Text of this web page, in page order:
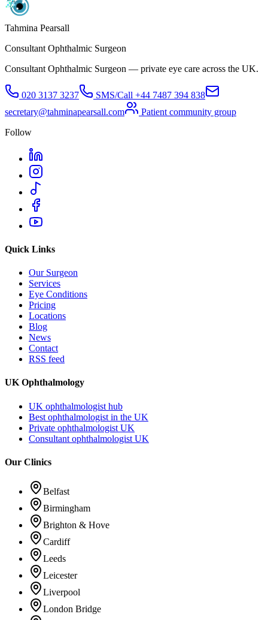
Tahmina Pearsall
Consultant Ophthalmic Surgeon
Consultant Ophthalmic Surgeon — private eye care across the UK.
020 3137 3237 SMS/Call +44 7487 394 838
secretary@tahminapearsall.com
Patient community group
Follow
Quick Links
Our Surgeon
Services
Eye Conditions
Pricing
Locations
Blog
News
Contact
RSS feed
UK Ophthalmology
UK ophthalmologist hub
Best ophthalmologist in the UK
Private ophthalmologist UK
Consultant ophthalmologist UK
Our Clinics
Belfast
Birmingham
Brighton & Hove
Cardiff
Leeds
Leicester
Liverpool
London Bridge